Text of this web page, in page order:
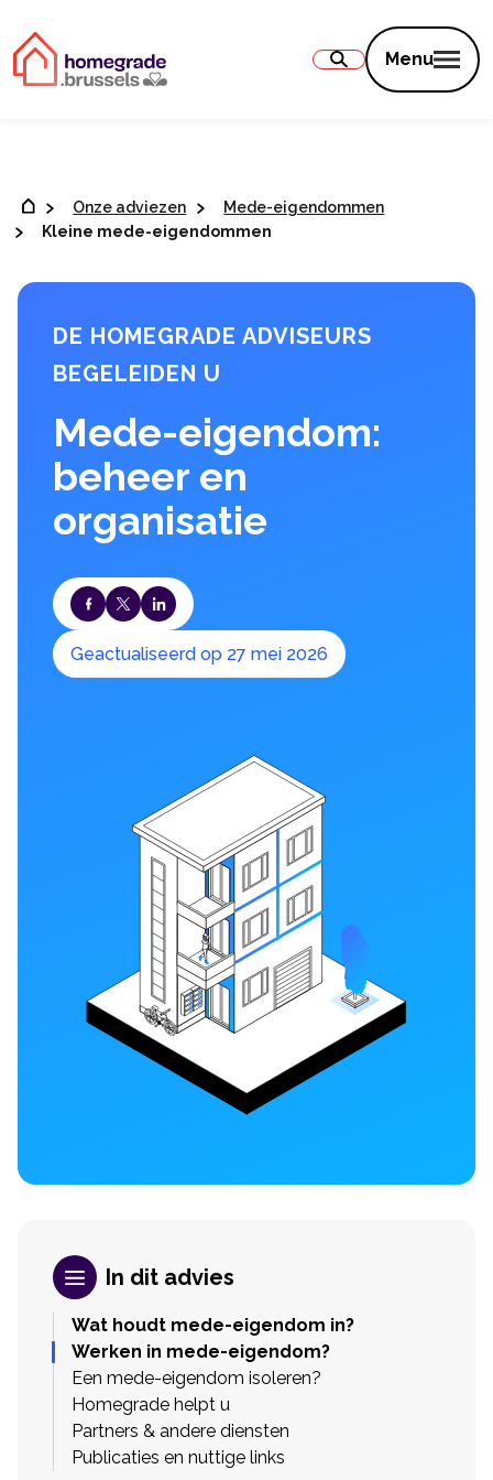
Menu
Onze adviezen
Mede-eigendommen
Kleine mede-eigendommen
DE HOMEGRADE ADVISEURS
BEGELEIDEN U
Mede-eigendom:
beheer en
organisatie
Geactualiseerd op 27 mei 2026
In dit advies
Wat houdt mede-eigendom in?
Werken in mede-eigendom?
Een mede-eigendom isoleren?
Homegrade helpt u
Partners & andere diensten
Publicaties en nuttige links